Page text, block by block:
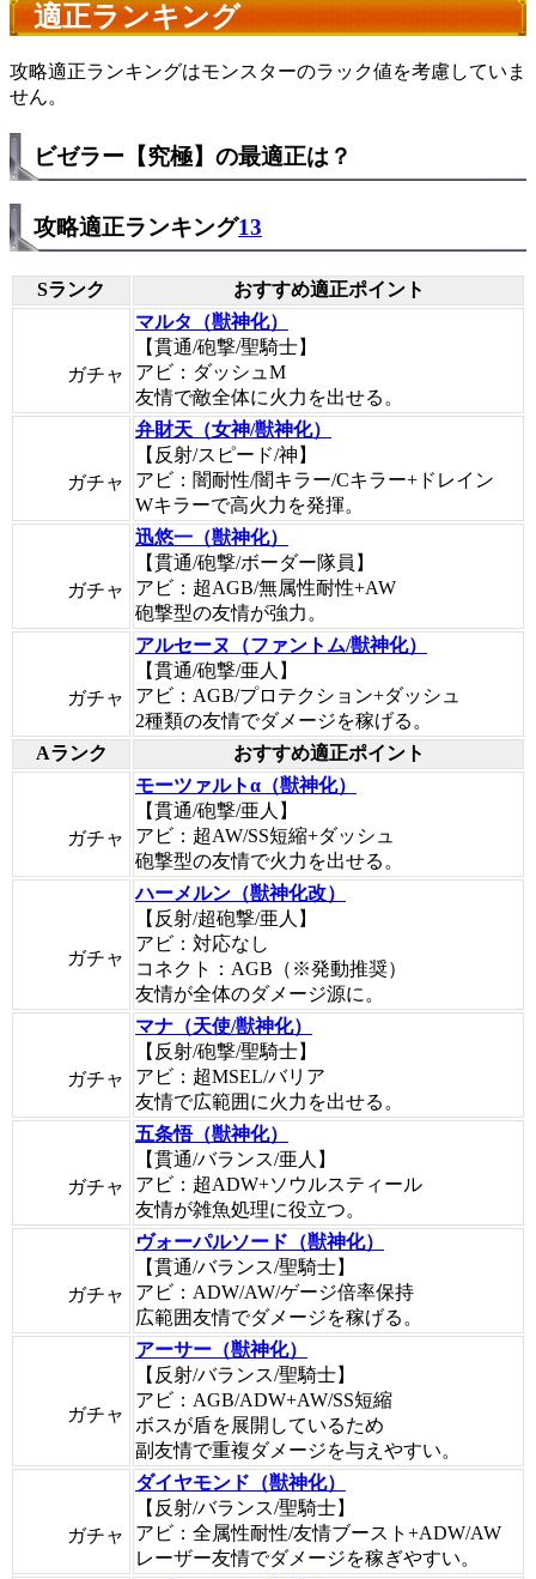
適正ランキング
攻略適正ランキングはモンスターのラック値を考慮していま
せん。
ビゼラー【究極】の最適正は？
攻略適正ランキング13
Sランク おすすめ適正ポイント
ガチャ
マルタ（獣神化）
【貫通/砲撃/聖騎士】
アビ：ダッシュM
友情で敵全体に火力を出せる。
ガチャ
弁財天（女神/獣神化）
【反射/スピード/神】
アビ：闇耐性/闇キラー/Cキラー+ドレイン
Wキラーで高火力を発揮。
ガチャ
迅悠一（獣神化）
【貫通/砲撃/ボーダー隊員】
アビ：超AGB/無属性耐性+AW
砲撃型の友情が強力。
ガチャ
アルセーヌ（ファントム/獣神化）
【貫通/砲撃/亜人】
アビ：AGB/プロテクション+ダッシュ
2種類の友情でダメージを稼げる。
Aランク
おすすめ適正ポイント
ガチャ
モーツァルトα（獣神化）
【貫通/砲撃/亜人】
アビ：超AW/SS短縮+ダッシュ
砲撃型の友情で火力を出せる。
ガチャ
ハーメルン（獣神化改）
【反射/超砲撃/亜人】
アビ：対応なし
コネクト：AGB（※発動推奨）
友情が全体のダメージ源に。
ガチャ
マナ（天使/獣神化）
【反射/砲撃/聖騎士】
アビ：超MSEL/バリア
友情で広範囲に火力を出せる。
ガチャ
五条悟（獣神化）
【貫通/バランス/亜人】
アビ：超ADW+ソウルスティール
友情が雑魚処理に役立つ。
ガチャ
ヴォーパルソード（獣神化）
【貫通/バランス/聖騎士】
アビ：ADW/AW/ゲージ倍率保持
広範囲友情でダメージを稼げる。
ガチャ
アーサー（獣神化）
【反射/バランス/聖騎士】
アビ：AGB/ADW+AW/SS短縮
ボスが盾を展開しているため
副友情で重複ダメージを与えやすい。
ガチャ
ダイヤモンド（獣神化）
【反射/バランス/聖騎士】
アビ：全属性耐性/友情ブースト+ADW/AW
レーザー友情でダメージを稼ぎやすい。